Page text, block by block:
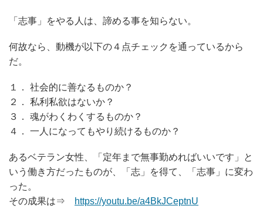
「志事」をやる人は、諦める事を知らない。
何故なら、動機が以下の４点チェックを通っているから
だ。
１． 社会的に善なるものか？
２． 私利私欲はないか？
３． 魂がわくわくするものか？
４． 一人になってもやり続けるものか？
あるベテラン女性、「定年まで無事勤めればいいです」と
いう働き方だったものが、「志」を得て、「志事」に変わ
った。
その成果は⇒
https://youtu.be/a4BkJCeptnU